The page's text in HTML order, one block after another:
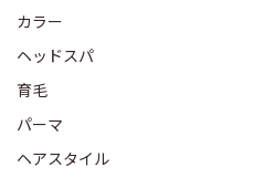
カラー
ヘッドスパ
育毛
パーマ
ヘアスタイル